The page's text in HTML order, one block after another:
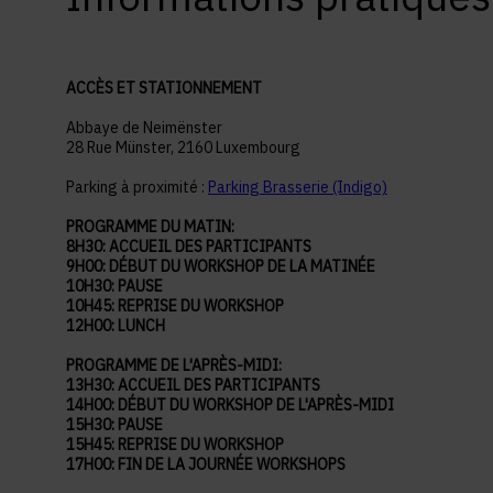
ACCÈS ET STATIONNEMENT
Abbaye de Neimënster
28 Rue Münster, 2160 Luxembourg
Parking à proximité : Parking Brasserie (Indigo)
PROGRAMME DU MATIN:
8H30: ACCUEIL DES PARTICIPANTS
9H00: DÉBUT DU WORKSHOP DE LA MATINÉE
10H30: PAUSE
10H45: REPRISE DU WORKSHOP
12H00: LUNCH
PROGRAMME DE L'APRÈS-MIDI:
13H30: ACCUEIL DES PARTICIPANTS
14H00: DÉBUT DU WORKSHOP DE L'APRÈS-MIDI
15H30: PAUSE
15H45: REPRISE DU WORKSHOP
17H00: FIN DE LA JOURNÉE WORKSHOPS